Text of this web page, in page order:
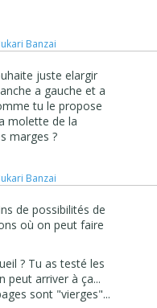
Banzai
juste elargir
a gauche et a
tu le propose
molette de la
marges ?
Banzai
de possibilités de
où on peut faire
? Tu as testé les
peut arriver à ça...
sont "vierges"...